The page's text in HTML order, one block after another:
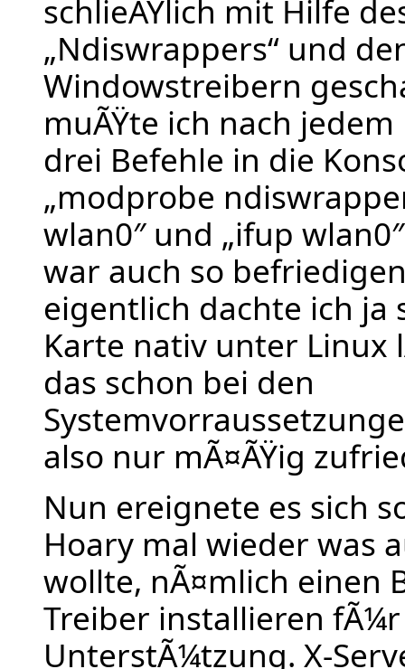
schlieÃŸlich mit Hilfe
„Ndiswrappers“ und
Windowstreibern
muÃŸte ich nach
drei Befehle in die
„modprobe
wlan0″ und „ifup
war auch so
eigentlich dachte ich ja
Karte nativ unter Linux
das schon bei den
also nur mÃ¤ÃŸig
Nun ereignete es sich
Hoary mal wieder was
wollte, nÃ¤mlich einen
Treiber installieren
UnterstÃ¼tzung. X-